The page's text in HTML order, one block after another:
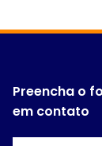
Preencha o
em contato